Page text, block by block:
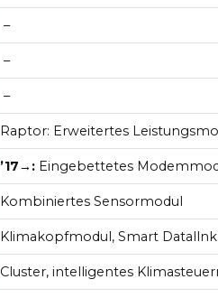
–
–
–
Raptor: Erweitertes
’17→: Eingebettetes
Kombiniertes Sensormodul
Klimakopfmodul, Smart
Cluster, intelligentes